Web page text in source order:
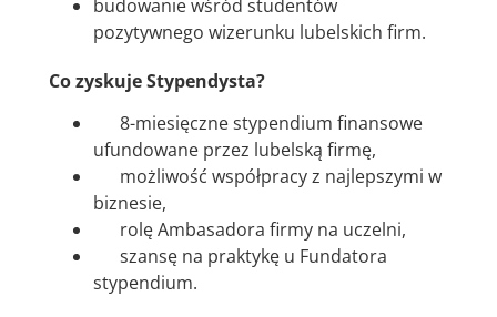
budowanie wśród studentów
pozytywnego wizerunku lubelskich firm.
Co zyskuje Stypendysta?
8-miesięczne stypendium finansowe
ufundowane przez lubelską firmę,
możliwość współpracy z najlepszymi w
biznesie,
rolę Ambasadora firmy na uczelni,
szansę na praktykę u Fundatora
stypendium.